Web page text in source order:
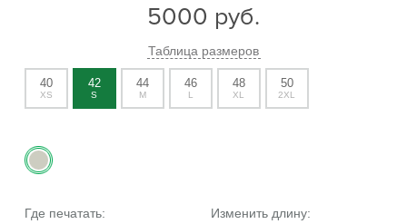
5000 руб.
Таблица размеров
40
XS
42
S
44
M
46
L
48
XL
50
2XL
Где печатать: Изменить длину: